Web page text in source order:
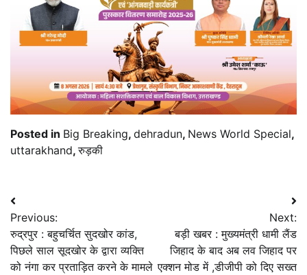
Posted in Big Breaking, dehradun, News World Special,
uttarakhand,रुड़की
Post
navigation
Previous:
रुद्रपुर : बहुचर्चित सुदखोर कांड,
पिछले साल सूदखोर के द्वारा व्यक्ति
को नंगा कर प्रताड़ित करने के मामले
Next:
बड़ी खबर : मुख्यमंत्री धामी लैंड
जिहाद के बाद अब लव जिहाद पर
एक्शन मोड में ,डीजीपी को दिए सख्त